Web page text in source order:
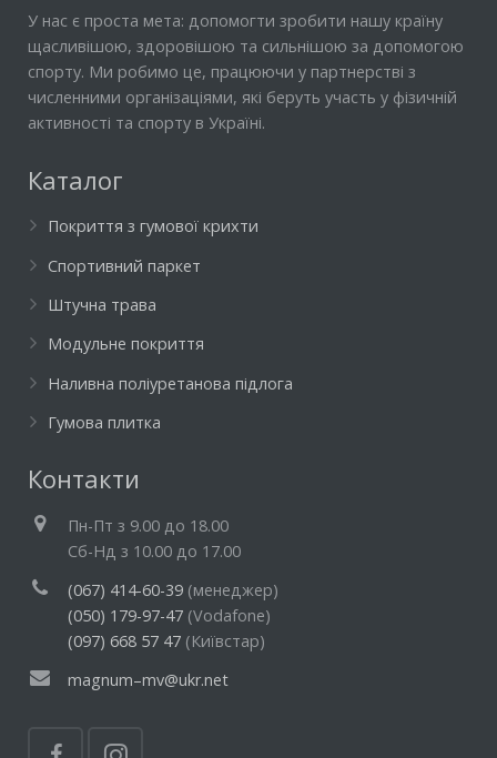
У нас є проста мета: допомогти зробити нашу країну
щасливішою, здоровішою та сильнішою за допомогою
спорту. Ми робимо це, працюючи у партнерстві з
численними організаціями, які беруть участь у фізичній
активності та спорту в Україні.
Каталог
Покриття з гумової крихти
Спортивний паркет
Штучна трава
Модульне покриття
Наливна поліуретанова підлога
Гумова плитка
Контакти
Пн-Пт з 9.00 до 18.00
Cб-Нд з 10.00 до 17.00
(067) 414-60-39 (менеджер)
(050) 179-97-47 (Vodafone)
(097) 668 57 47 (Київстар)
magnum–mv@ukr.net